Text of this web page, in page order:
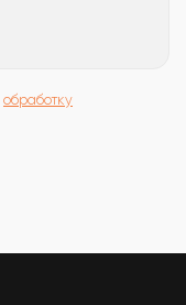
обработку